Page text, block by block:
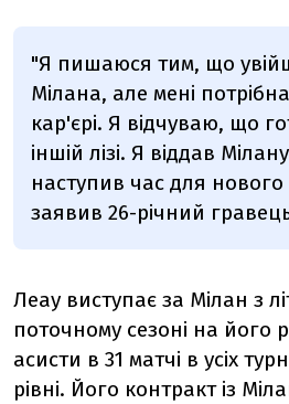
"Я пишаюся тим, що
Мілана, але мені
кар'єрі. Я відчуваю, що
іншій лізі. Я віддав
наступив час для нового
заявив 26-річний
Леау виступає за Мілан з
поточному сезоні на його
асисти в 31 матчі в усіх
рівні. Його контракт із